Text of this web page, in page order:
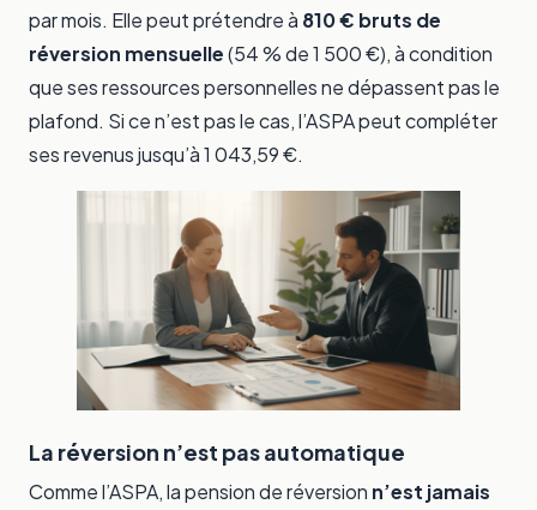
par mois. Elle peut prétendre à 810 € bruts de
réversion mensuelle(54 % de 1 500 €), à condition
que ses ressources personnelles ne dépassent pas le
plafond. Si ce n’est pas le cas, l’ASPA peut compléter
ses revenus jusqu’à 1 043,59 €.
La réversion n’est pas automatique
Comme l’ASPA, la pension de réversion n’est jamais